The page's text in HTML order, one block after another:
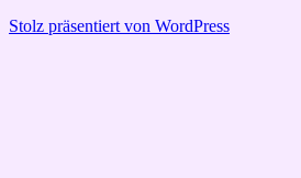
Stolz präsentiert von WordPress